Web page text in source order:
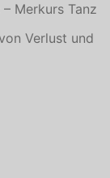
Merkurs Tanz
Verlust und